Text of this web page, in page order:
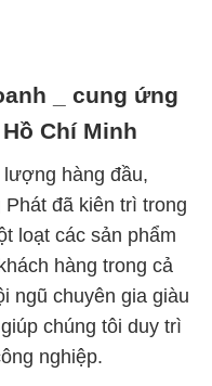
_ cung ứng
Chí Minh
hàng đầu,
đã kiên trì trong
loạt các sản phẩm
hàng trong cả
ngũ chuyên gia giàu
chúng tôi duy trì
nghiệp.